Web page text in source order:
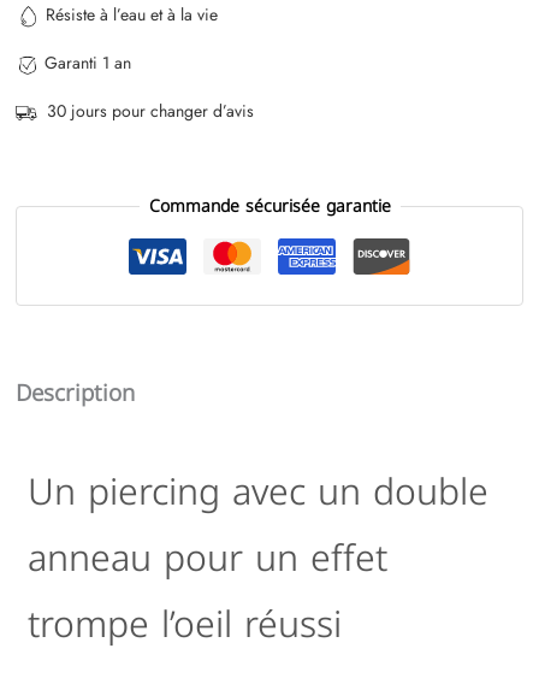
Résiste à l’eau et à la vie
Garanti 1 an
30 jours pour changer d’avis
Commande sécurisée garantie
Description
Un piercing avec un double
anneau pour un effet
trompe l’oeil réussi